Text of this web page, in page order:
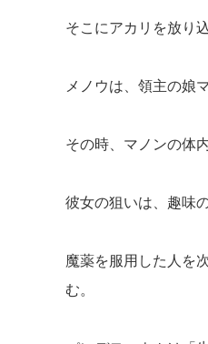
そこにアカリを放り
メノウは、領主の娘
その時、マノンの体
彼女の狙いは、趣味
魔薬を服用した人を
む。